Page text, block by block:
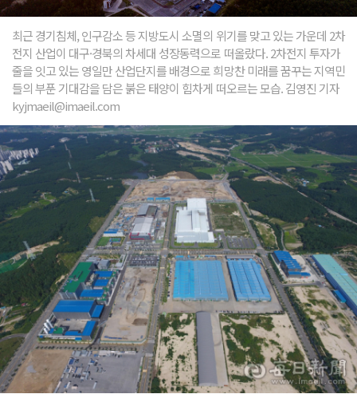
최근 경기침체, 인구감소 등 지방도시 소멸의 위기를 맞고 있는 가운데 2차
전지 산업이 대구·경북의 차세대 성장동력으로 떠올랐다. 2차전지 투자가
줄을 잇고 있는 영일만 산업단지를 배경으로 희망찬 미래를 꿈꾸는 지역민
들의 부푼 기대감을 담은 붉은 태양이 힘차게 떠오르는 모습. 김영진 기자
kyjmaeil@imaeil.com